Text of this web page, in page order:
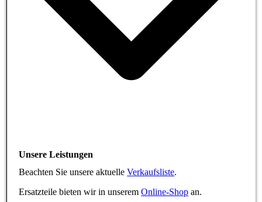
Unsere Leistungen
Beachten Sie unsere aktuelleVerkaufsliste.
Ersatzteile bieten wir in unseremOnline-Shop an.